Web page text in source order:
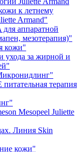
к летнему
Armand"
аппаратной
мезотерапия)"
кожи"
ухода за жирной и
терапия
Mesopeel Juliette
Линия Skin
кожи"